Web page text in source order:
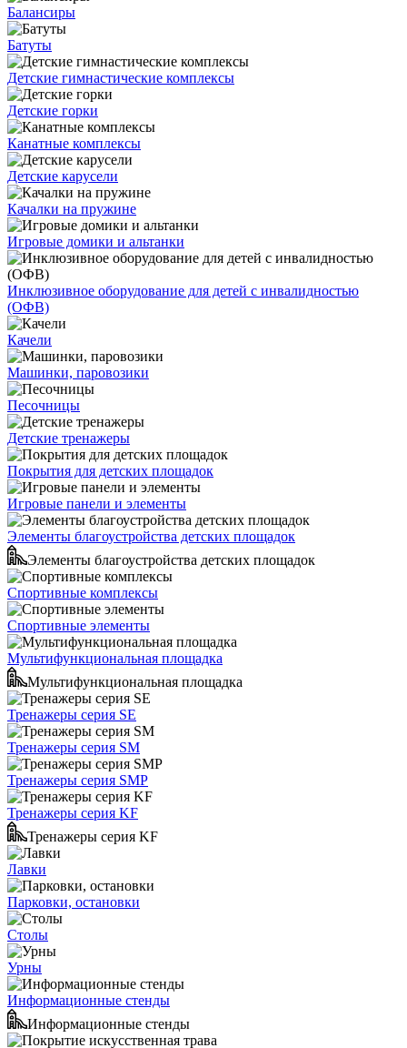
Балансиры
Батуты
Детские гимнастические комплексы
Детские горки
Канатные комплексы
Детские карусели
Качалки на пружине
Игровые домики и альтанки
Инклюзивное оборудование для детей с инвалидностью
(ОФВ)
Качели
Машинки, паровозики
Песочницы
Детские тренажеры
Покрытия для детских площадок
Игровые панели и элементы
Элементы благоустройства детских площадок
Элементы благоустройства детских площадок
Спортивные комплексы
Спортивные элементы
Мультифункциональная площадка
Мультифункциональная площадка
Тренажеры серия SE
Тренажеры серия SM
Тренажеры серия SMP
Тренажеры серия KF
Тренажеры серия KF
Лавки
Парковки, остановки
Столы
Урны
Информационные стенды
Информационные стенды